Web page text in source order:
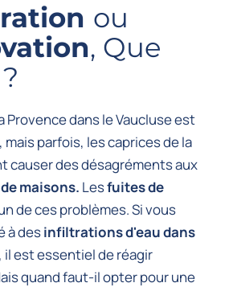
ou
, Que
Provence dans le Vaucluse est
parfois, les caprices de la
causer des désagréments aux
maisons. Lesfuites de
de ces problèmes. Si vous
à desinfiltrations d'eau dans
, il est essentiel de réagir
quand faut-il opter pour une